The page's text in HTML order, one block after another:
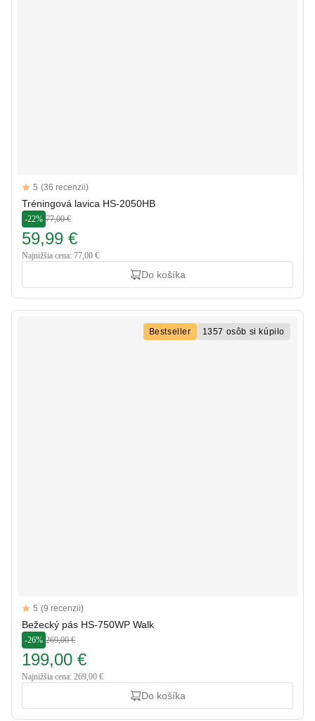
Reviews
5 out of 5 stars
5 (36 recenzii)
Tréningová lavica HS-2050HB
-22% 77,00 €
59,99 €
Najnižšia cena: 77,00 €
Do košíka
Bestseller 1357 osôb si kúpilo
Reviews
5 out of 5 stars
5 (9 recenzii)
Bežecký pás HS-750WP Walk
-26% 269,00 €
199,00 €
Najnižšia cena: 269,00 €
Do košíka